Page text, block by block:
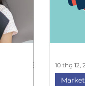
10 thg 12,